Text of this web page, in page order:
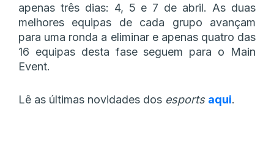
apenas três dias: 4, 5 e 7 de abril. As duas
melhores equipas de cada grupo avançam
para uma ronda a eliminar e apenas quatro das
16 equipas desta fase seguem para o Main
Event.
Lê as últimas novidades dos esports aqui.